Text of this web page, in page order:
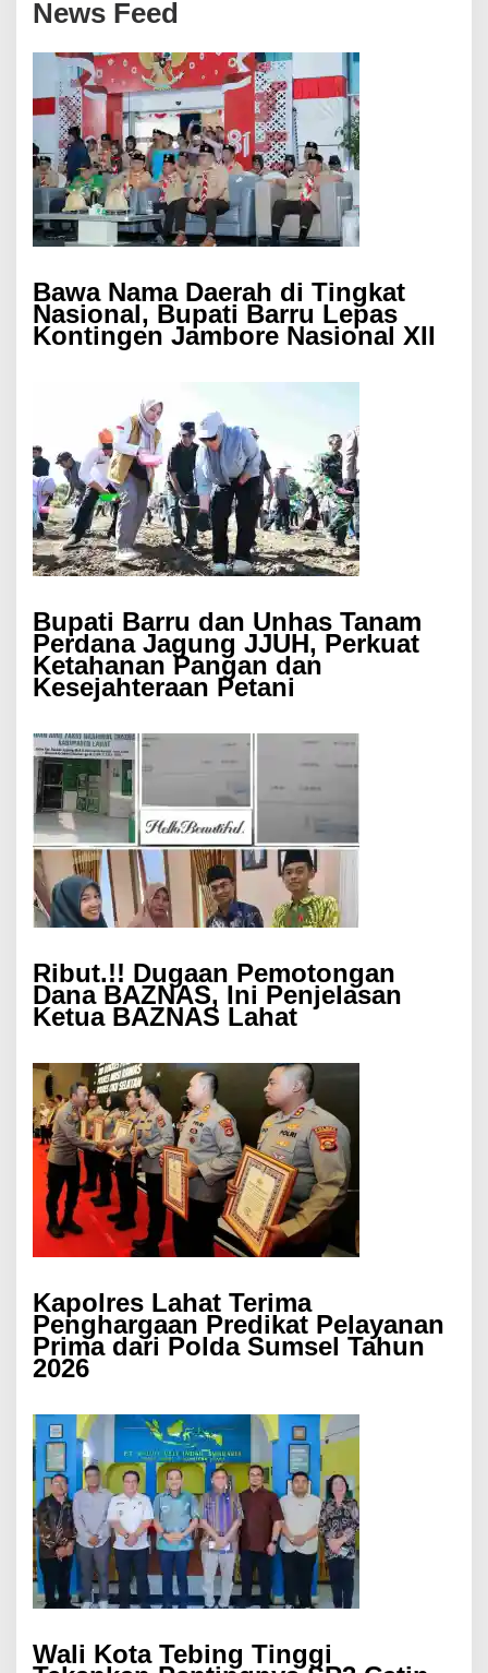
News Feed
Bawa Nama Daerah di Tingkat
Nasional, Bupati Barru Lepas
Kontingen Jambore Nasional XII
Bupati Barru dan Unhas Tanam
Perdana Jagung JJUH, Perkuat
Ketahanan Pangan dan
Kesejahteraan Petani
Ribut.!! Dugaan Pemotongan
Dana BAZNAS, Ini Penjelasan
Ketua BAZNAS Lahat
Kapolres Lahat Terima
Penghargaan Predikat Pelayanan
Prima dari Polda Sumsel Tahun
2026
Wali Kota Tebing Tinggi